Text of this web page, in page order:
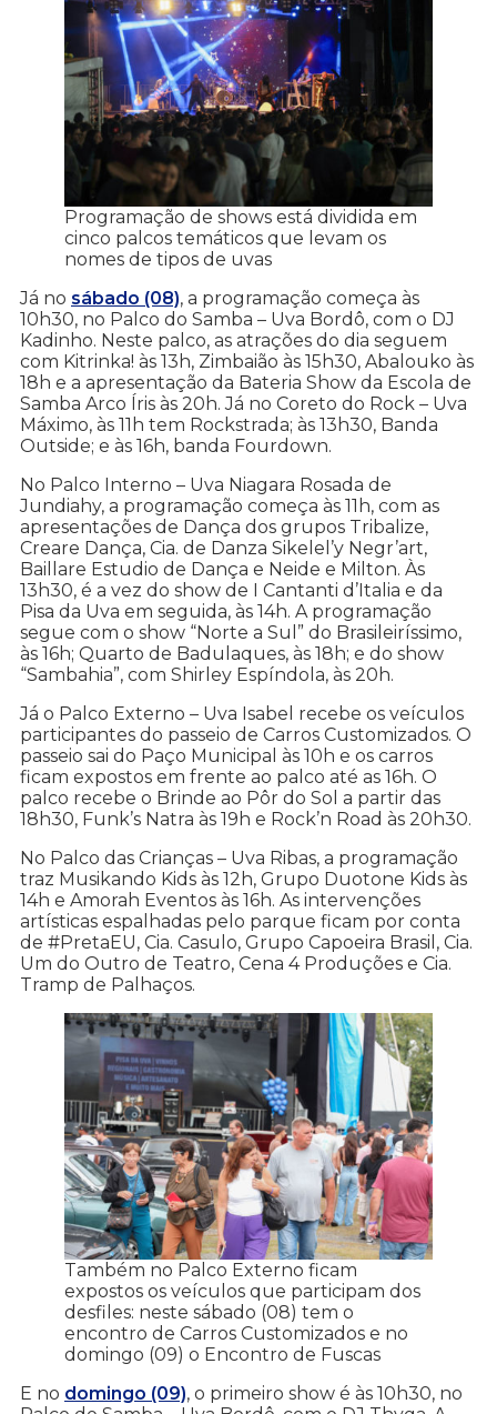
Programação de shows está dividida em
cinco palcos temáticos que levam os
nomes de tipos de uvas
Já no sábado (08), a programação começa às
10h30, no Palco do Samba – Uva Bordô, com o DJ
Kadinho. Neste palco, as atrações do dia seguem
com Kitrinka! às 13h, Zimbaião às 15h30, Abalouko às
18h e a apresentação da Bateria Show da Escola de
Samba Arco Íris às 20h. Já no Coreto do Rock – Uva
Máximo, às 11h tem Rockstrada; às 13h30, Banda
Outside; e às 16h, banda Fourdown.
No Palco Interno – Uva Niagara Rosada de
Jundiahy, a programação começa às 11h, com as
apresentações de Dança dos grupos Tribalize,
Creare Dança, Cia. de Danza Sikelel’y Negr’art,
Baillare Estudio de Dança e Neide e Milton. Às
13h30, é a vez do show de I Cantanti d’Italia e da
Pisa da Uva em seguida, às 14h. A programação
segue com o show “Norte a Sul” do Brasileiríssimo,
às 16h; Quarto de Badulaques, às 18h; e do show
“Sambahia”, com Shirley Espíndola, às 20h.
Já o Palco Externo – Uva Isabel recebe os veículos
participantes do passeio de Carros Customizados. O
passeio sai do Paço Municipal às 10h e os carros
ficam expostos em frente ao palco até as 16h. O
palco recebe o Brinde ao Pôr do Sol a partir das
18h30, Funk’s Natra às 19h e Rock’n Road às 20h30.
No Palco das Crianças – Uva Ribas, a programação
traz Musikando Kids às 12h, Grupo Duotone Kids às
14h e Amorah Eventos às 16h. As intervenções
artísticas espalhadas pelo parque ficam por conta
de #PretaEU, Cia. Casulo, Grupo Capoeira Brasil, Cia.
Um do Outro de Teatro, Cena 4 Produções e Cia.
Tramp de Palhaços.
Também no Palco Externo ficam
expostos os veículos que participam dos
desfiles: neste sábado (08) tem o
encontro de Carros Customizados e no
domingo (09) o Encontro de Fuscas
E no domingo (09), o primeiro show é às 10h30, no